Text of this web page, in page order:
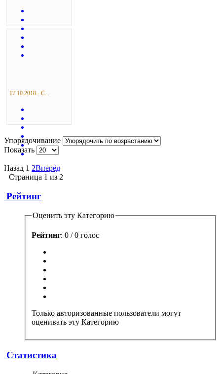
17.10.2018 - С...
Упорядочивание
Показать
Назад 1 2Вперёд
Страница 1 из 2
Рейтинг
Оценить эту Категорию
Рейтинг: 0 / 0 голос
Только авторизованные пользователи могут
оценивать эту Категорию
Статистика